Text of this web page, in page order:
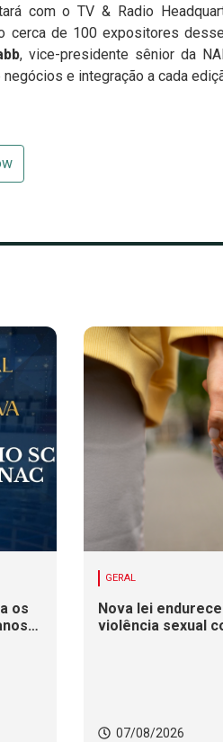
com o TV & Radio
cerca de 100 expositores
, vice-presidente sênior da
e integração a cada
os
GERAL
Nova lei
violência sexual
07/08/2026